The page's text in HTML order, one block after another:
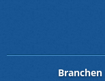
Branchen